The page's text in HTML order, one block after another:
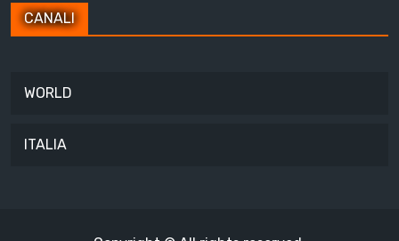
CANALI
WORLD
ITALIA